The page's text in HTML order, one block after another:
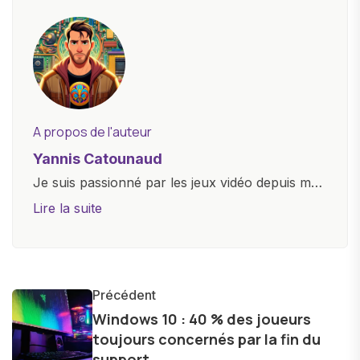
A propos de l'auteur
Yannis Catounaud
Je suis passionné par les jeux vidéo depuis mon
plus jeune âge. Mon amour pour l'univers
et bien d'autres gadgets technologiques. Armé
d'une curiosité insatiable, j'aime dévoiler les
dernières tendances et innovations, partageant
Lire la suite
Précédent
Windows 10 : 40 % des joueurs
toujours concernés par la fin du